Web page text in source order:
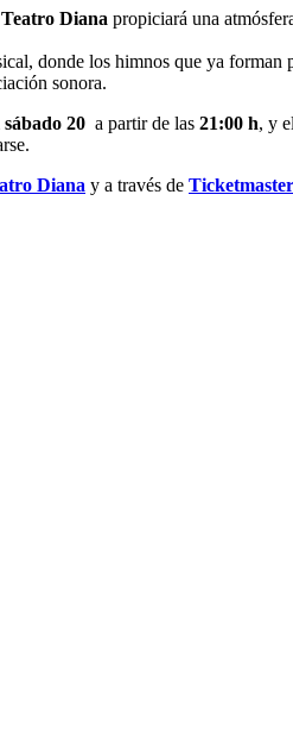
Teatro Diana propiciará una
donde los himnos que ya
sonora.
sábado 20 a partir de las 21:00 h, y el
Diana y a través de Ticketmaster